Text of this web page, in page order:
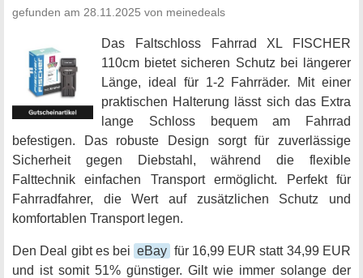
gefunden am 28.11.2025 von meinedeals
Das Faltschloss Fahrrad XL FISCHER
110cm bietet sicheren Schutz bei längerer
Länge, ideal für 1-2 Fahrräder. Mit einer
praktischen Halterung lässt sich das Extra
lange Schloss bequem am Fahrrad
befestigen. Das robuste Design sorgt für zuverlässige
Sicherheit gegen Diebstahl, während die flexible
Falttechnik einfachen Transport ermöglicht. Perfekt für
Fahrradfahrer, die Wert auf zusätzlichen Schutz und
komfortablen Transport legen.
Den Deal gibt es bei eBay für 16,99 EUR statt 34,99 EUR
und ist somit 51% günstiger. Gilt wie immer solange der